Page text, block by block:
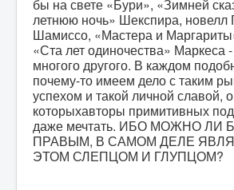
бы на свете «Бури», «Зимней
летнюю ночь» Шекспира, новелл
Шамиссо, «Мастера и
«Ста лет одиночества» Маркеса
многого другого. В каждом
почему-то имеем дело с таким
успехом и такой личной славой, о
которыхавторы примитивных
даже мечтать. ИБО МОЖНО ЛИ
ПРАВЫМ, В САМОМ ДЕЛЕ
ЭТОМ СЛЕПЦОМ И ГЛУПЦОМ?